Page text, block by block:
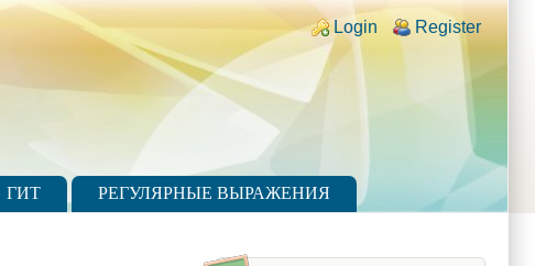
Login links
Login Register
ГИТ
РЕГУЛЯРНЫЕ ВЫРАЖЕНИЯ